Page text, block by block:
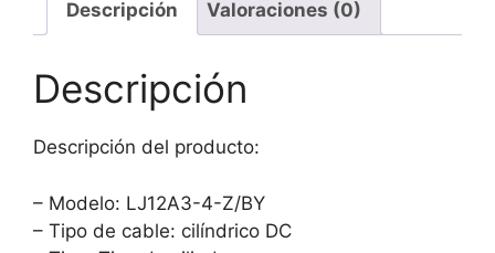
z/by
6v-
PNP
Descripción Valoraciones (0)
Descripción
Descripción del producto:
– Modelo: LJ12A3-4-Z/BY
– Tipo de cable: cilíndrico DC